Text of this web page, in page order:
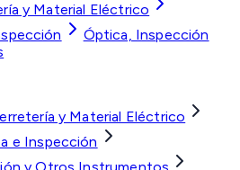
y Material Eléctrico
Óptica, Inspección
y Material Eléctrico
e Inspección